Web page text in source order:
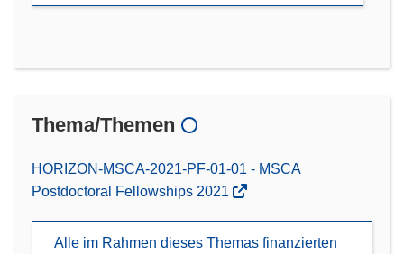
Thema/Themen
HORIZON-MSCA-2021-PF-01-01 - MSCA
Postdoctoral Fellowships 2021
Alle im Rahmen dieses Themas finanzierten